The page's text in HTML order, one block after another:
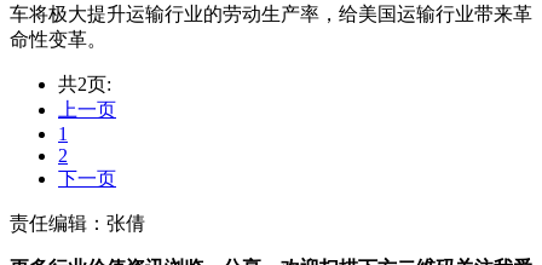
车将极大提升运输行业的劳动生产率，给美国运输行业带来革
命性变革。
共2页:
上一页
1
2
下一页
责任编辑：张倩